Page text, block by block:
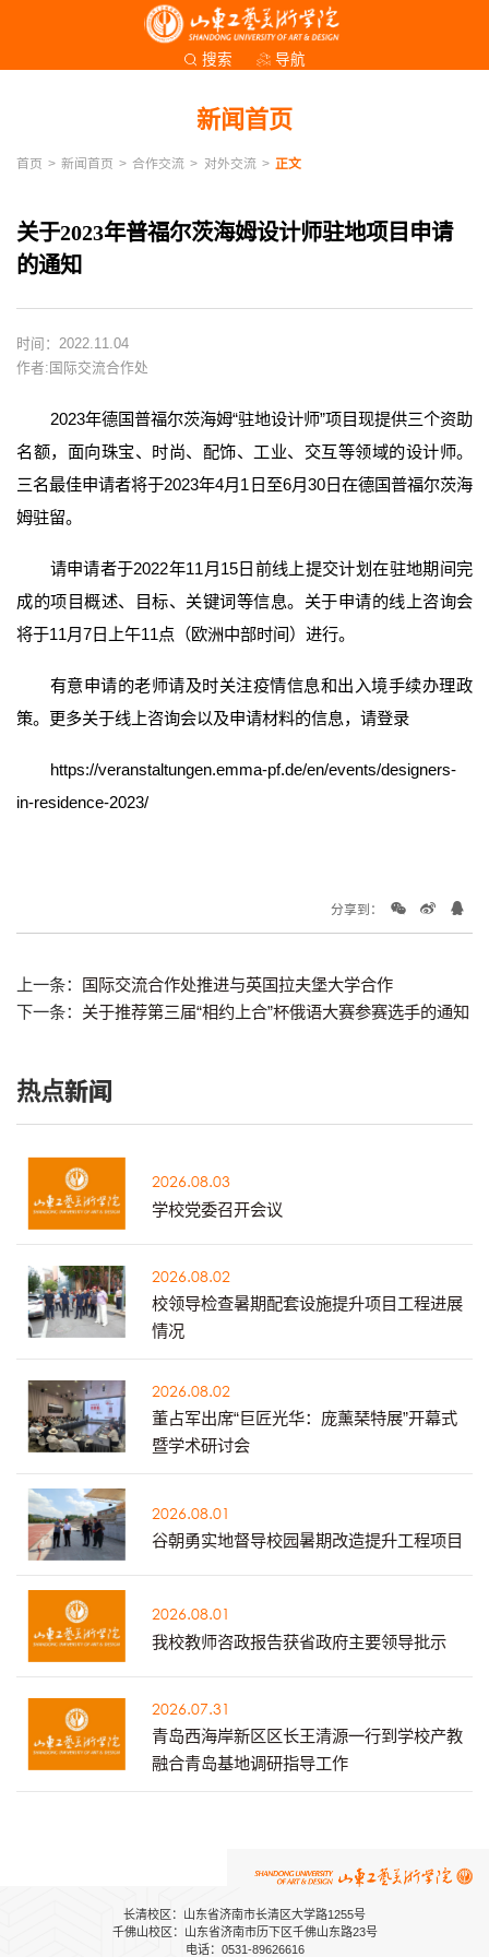
搜索 导航
新闻首页
首页 > 新闻首页 > 合作交流 > 对外交流 > 正文
关于2023年普福尔茨海姆设计师驻地项目申请
的通知
时间：2022.11.04
作者:国际交流合作处
2023年德国普福尔茨海姆“驻地设计师”项目现提供三个资助
名额，面向珠宝、时尚、配饰、工业、交互等领域的设计师。
三名最佳申请者将于2023年4月1日至6月30日在德国普福尔茨海
姆驻留。
请申请者于2022年11月15日前线上提交计划在驻地期间完
成的项目概述、目标、关键词等信息。关于申请的线上咨询会
将于11月7日上午11点（欧洲中部时间）进行。
有意申请的老师请及时关注疫情信息和出入境手续办理政
策。更多关于线上咨询会以及申请材料的信息，请登录
https://veranstaltungen.emma-pf.de/en/events/designers-
in-residence-2023/
分享到：
上一条：
国际交流合作处推进与英国拉夫堡大学合作
下一条： 关于推荐第三届“相约上合”杯俄语大赛参赛选手的通知
热点新闻
2026.08.03
学校党委召开会议
2026.08.02
校领导检查暑期配套设施提升项目工程进展
情况
2026.08.02
董占军出席“巨匠光华：庞薰琹特展”开幕式
暨学术研讨会
2026.08.01
谷朝勇实地督导校园暑期改造提升工程项目
2026.08.01
我校教师咨政报告获省政府主要领导批示
2026.07.31
青岛西海岸新区区长王清源一行到学校产教
融合青岛基地调研指导工作
长清校区：山东省济南市长清区大学路1255号
千佛山校区：山东省济南市历下区千佛山东路23号
电话：0531-89626616